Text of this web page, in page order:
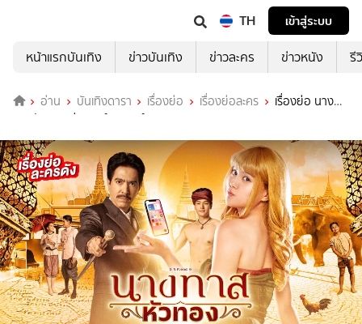
TH
เข้าสู่ระบบ
หน้าแรกบันเทิง
ข่าวบันเทิง ข่าวละคร ข่าวหนัง รี
อ่าน บันเทิงดารา เรื่องย่อ เรื่องย่อละคร
เรื่องย่อ นาง
ทาสหัวทอง ช่อง เวิร์คพอยท์ 23 (ตอนจบ)